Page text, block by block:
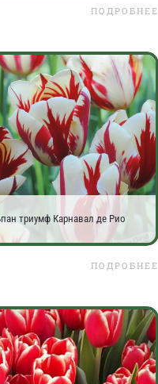
ПОДРОБНЕЕ
триумф Карнавал де Рио
ПОДРОБНЕЕ